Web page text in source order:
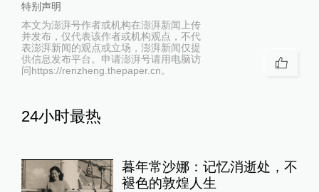
特别声明
本文为澎湃号作者或机构在澎湃新闻上传
并发布，仅代表该作者或机构观点，不代
表澎湃新闻的观点或立场，澎湃新闻仅提
供信息发布平台。申请澎湃号请用电脑访
问https://renzheng.thepaper.cn。
24小时最热
暮年常沙娜：记忆消逝处，不
褪色的敦煌人生